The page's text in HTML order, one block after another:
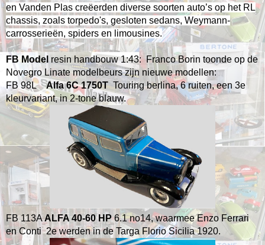
en Vanden Plas creëerden diverse soorten auto’s op het RL
chassis, zoals torpedo's, gesloten sedans, Weymann-
carrosserieën, spiders en limousines.
FB Model resin handbouw 1:43: Franco Borin toonde op de
Novegro Linate modelbeurs zijn nieuwe modellen:
FB 98LAlfa 6C 1750TTouring berlina, 6 ruiten, een 3e
kleurvariant, in 2-tone blauw.
FB 113AALFA 40-60 HP6.1 no14, waarmee Enzo Ferrari
en Conti 2e werden in de Targa Florio Sicilia 1920.